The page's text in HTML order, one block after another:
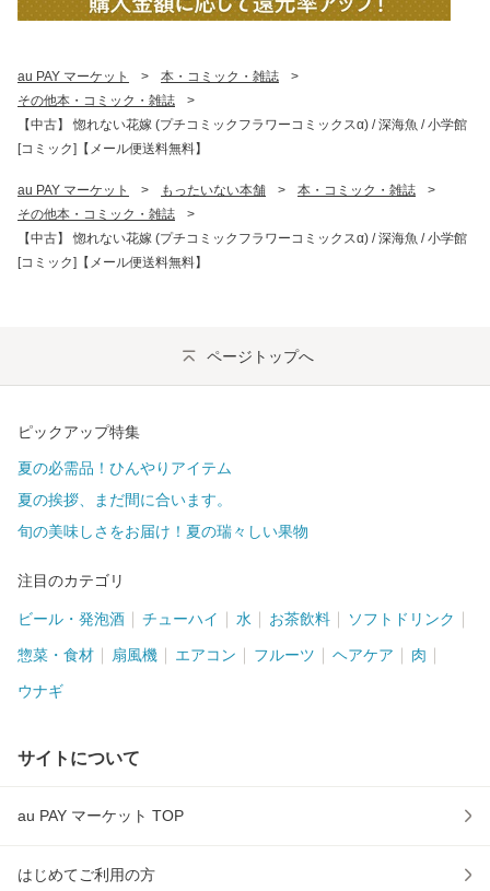
au PAY マーケット > 本・コミック・雑誌
>
その他本・コミック・雑誌
>
【中古】 惚れない花嫁 (プチコミックフラワーコミックスα) / 深海魚 / 小学館
[コミック]【メール便送料無料】
au PAY マーケット > もったいない本舗 > 本・コミック・雑誌
>
その他本・コミック・雑誌
>
【中古】 惚れない花嫁 (プチコミックフラワーコミックスα) / 深海魚 / 小学館
[コミック]【メール便送料無料】
ページトップへ
ピックアップ特集
夏の必需品！ひんやりアイテム
夏の挨拶、まだ間に合います。
旬の美味しさをお届け！夏の瑞々しい果物
注目のカテゴリ
ビール・発泡酒 チューハイ 水 お茶飲料 ソフトドリンク
惣菜・食材 扇風機 エアコン フルーツ ヘアケア 肉
ウナギ
サイトについて
au PAY マーケット TOP
はじめてご利用の方